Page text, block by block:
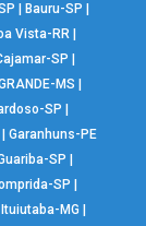
Bauru-SP
Vista-RR
SP
MS
SP
Garanhuns-PE
SP
SP
Ituiutaba-MG